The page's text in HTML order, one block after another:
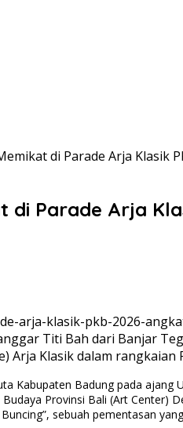
di Parade Arja Klasik
Parade Arja
Titi Bah dari Banjar
Klasik dalam rangkaian
Kabupaten Badung pada ajang
Provinsi Bali (Art Center)
sebuah pementasan